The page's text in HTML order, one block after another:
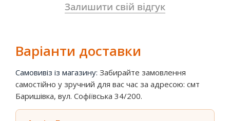
Залишити свій відгук
Варіанти доставки
Самовивіз із магазину: Забирайте замовлення
самостійно у зручний для вас час за адресою: смт
Баришівка, вул. Софіївська 34/200.